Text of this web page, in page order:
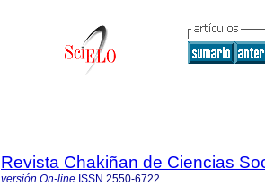
Revista Chakiñan de Ciencias
versión On-line ISSN 2550-6722